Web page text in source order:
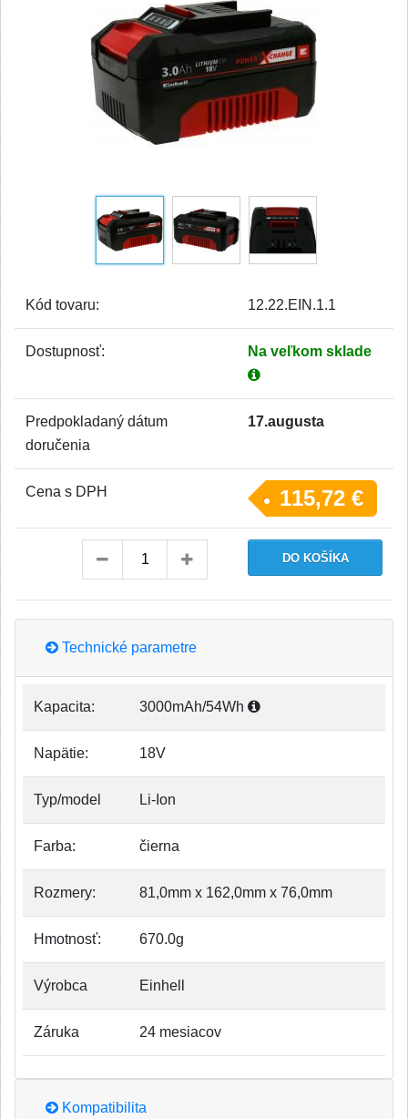
Kód tovaru: 12.22.EIN.1.1
Dostupnosť: Na veľkom sklade
Predpokladaný dátum
doručenia
17.augusta
Cena s DPH 115,72 €
Technické parametre
Kapacita: 3000mAh/54Wh
Napätie: 18V
Typ/model Li-Ion
Farba: čierna
Rozmery: 81,0mm x 162,0mm x 76,0mm
Hmotnosť: 670.0g
Výrobca Einhell
Záruka 24 mesiacov
Kompatibilita